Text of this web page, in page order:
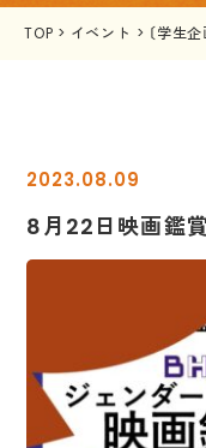
TOP > イベント > 〔学生
2023.08.09
8月22日映画鑑